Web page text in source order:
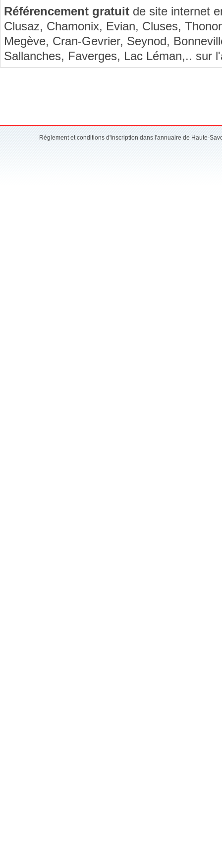
Référencement gratuit de site internet
Clusaz, Chamonix, Evian, Cluses,
Megève, Cran-Gevrier, Seynod,
Sallanches, Faverges, Lac Léman,.. sur
Réglement et conditions d'inscription dans l'annuaire de Haute-